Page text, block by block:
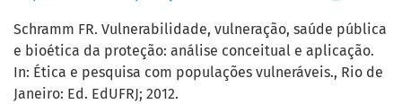
Schramm FR. Vulnerabilidade, vulneração, saúde pública
e bioética da proteção: análise conceitual e aplicação.
In: Ética e pesquisa com populações vulneráveis., Rio de
Janeiro: Ed. EdUFRJ; 2012.